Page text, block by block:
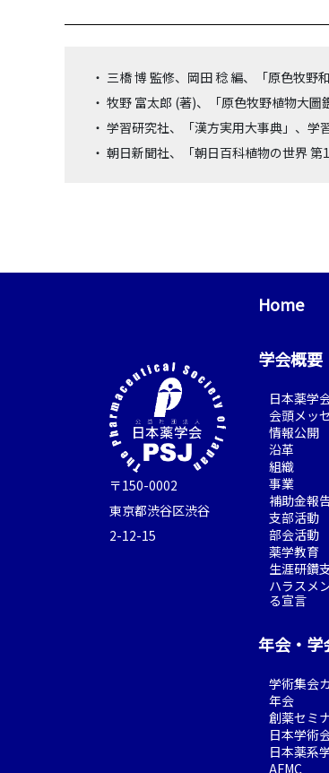
・ 三橋 博 監修、岡田 稔 編、「原色牧野
・ 牧野 富太郎 (著)、「原色牧野植物大
・ 学習研究社、「漢方実用大事典」、学
・ 朝日新聞社、「朝日百科植物の世界
〒150-0002
東京都渋谷区渋谷
2-12-15
Home
学会概要
日本薬学
会頭メッ
情報公開
沿革
組織
事業
補助金報
支部活動
部会活動
薬学教育
生涯研鑽
ハラスメ
る宣言
年会・学
学術集会
年会
創薬セミ
日本学術
日本薬系
AFMC